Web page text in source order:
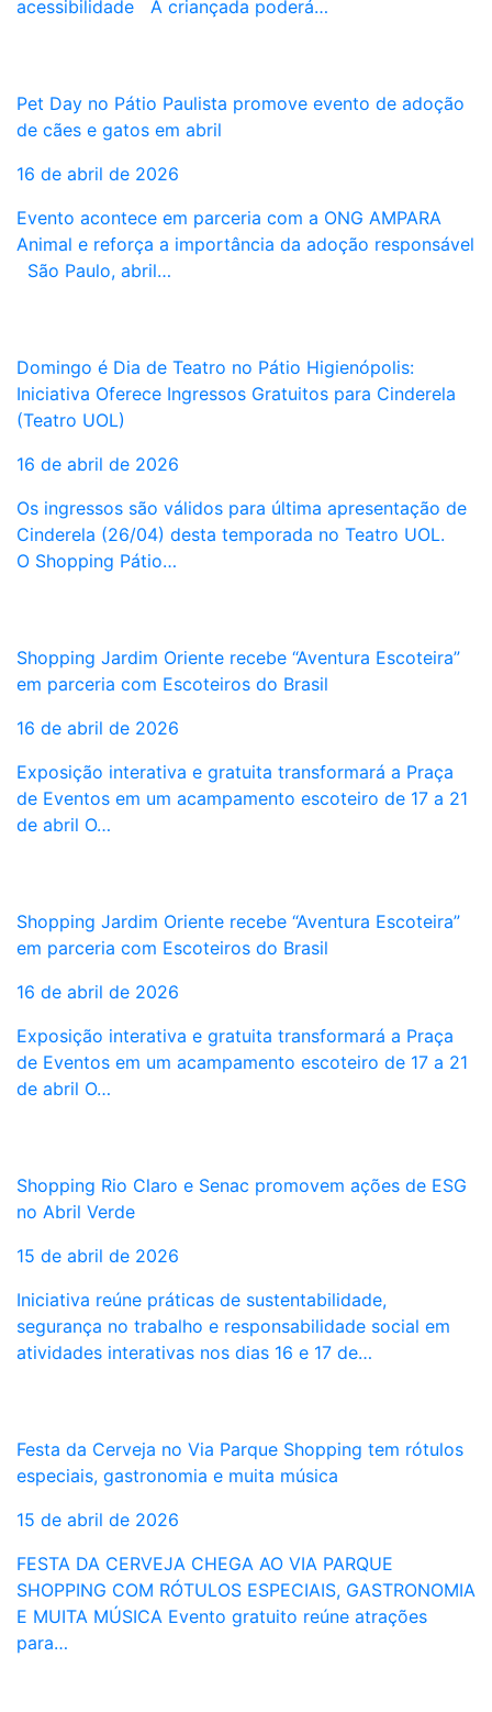
acessibilidade A criançada poderá…
Pet Day no Pátio Paulista promove evento de adoção
de cães e gatos em abril
16 de abril de 2026
Evento acontece em parceria com a ONG AMPARA
Animal e reforça a importância da adoção responsável
São Paulo, abril…
Domingo é Dia de Teatro no Pátio Higienópolis:
Iniciativa Oferece Ingressos Gratuitos para Cinderela
(Teatro UOL)
16 de abril de 2026
Os ingressos são válidos para última apresentação de
Cinderela (26/04) desta temporada no Teatro UOL.
O Shopping Pátio…
Shopping Jardim Oriente recebe “Aventura Escoteira”
em parceria com Escoteiros do Brasil
16 de abril de 2026
Exposição interativa e gratuita transformará a Praça
de Eventos em um acampamento escoteiro de 17 a 21
de abril O…
Shopping Jardim Oriente recebe “Aventura Escoteira”
em parceria com Escoteiros do Brasil
16 de abril de 2026
Exposição interativa e gratuita transformará a Praça
de Eventos em um acampamento escoteiro de 17 a 21
de abril O…
Shopping Rio Claro e Senac promovem ações de ESG
no Abril Verde
15 de abril de 2026
Iniciativa reúne práticas de sustentabilidade,
segurança no trabalho e responsabilidade social em
atividades interativas nos dias 16 e 17 de…
Festa da Cerveja no Via Parque Shopping tem rótulos
especiais, gastronomia e muita música
15 de abril de 2026
FESTA DA CERVEJA CHEGA AO VIA PARQUE
SHOPPING COM RÓTULOS ESPECIAIS, GASTRONOMIA
E MUITA MÚSICA Evento gratuito reúne atrações
para…